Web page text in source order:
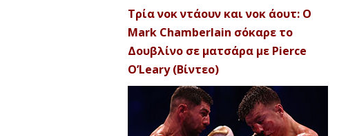
Τρία νοκ ντάουν και νοκ άουτ: Ο
Mark Chamberlain σόκαρε το
Δουβλίνο σε ματσάρα με Pierce
O’Leary (Βίντεο)